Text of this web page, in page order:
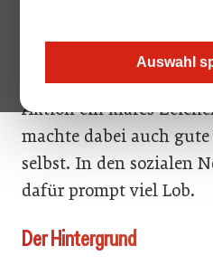
Auswahl
BrewDog, was sie von
Konkurrenz hält und
Aktion ein klares
machte dabei auch
selbst. In den sozialen
dafür prompt viel Lob.
Der Hintergrund